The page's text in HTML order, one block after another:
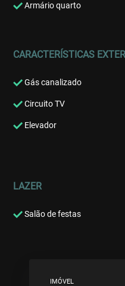
Armário quarto
CARACTERÍSTICAS
Gás canalizado
Circuito TV
Elevador
LAZER
Salão de festas
IMÓVEL